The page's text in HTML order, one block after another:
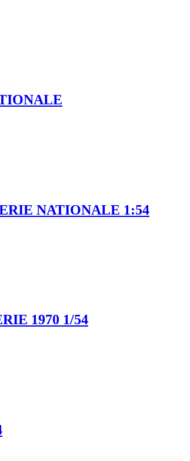
NATIONALE 1:54
1970 1/54